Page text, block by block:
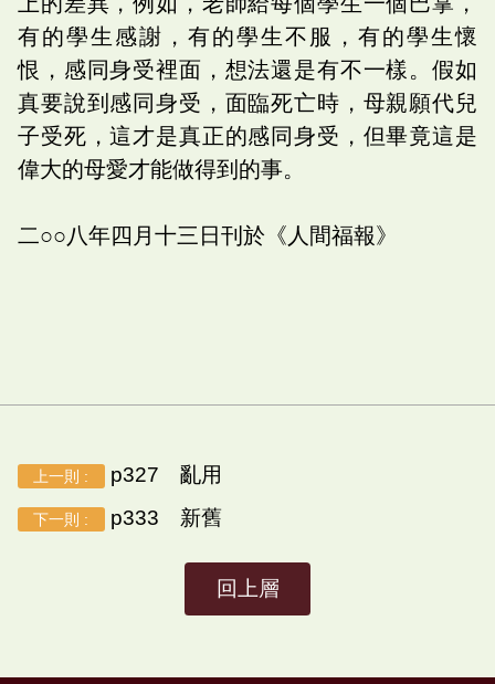
有的學生感謝，有的學生不服，有的學生懷
恨，感同身受裡面，想法還是有不一樣。假如
真要說到感同身受，面臨死亡時，母親願代兒
子受死，這才是真正的感同身受，但畢竟這是
偉大的母愛才能做得到的事。
二○○八年四月十三日刊於《人間福報》
上一則 : p327 亂用
下一則 : p333 新舊
回上層